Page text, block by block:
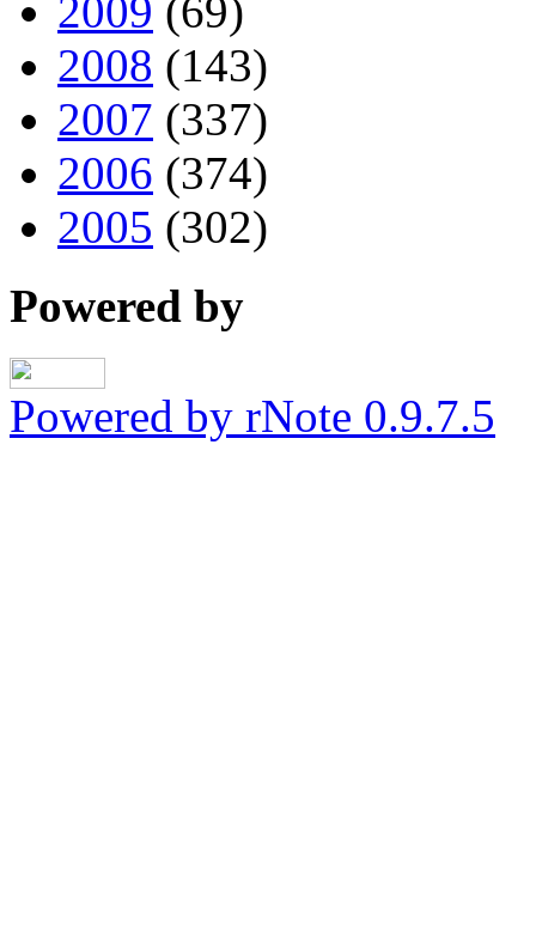
2009 (69)
2008 (143)
2007 (337)
2006 (374)
2005 (302)
Powered by
Powered by rNote 0.9.7.5